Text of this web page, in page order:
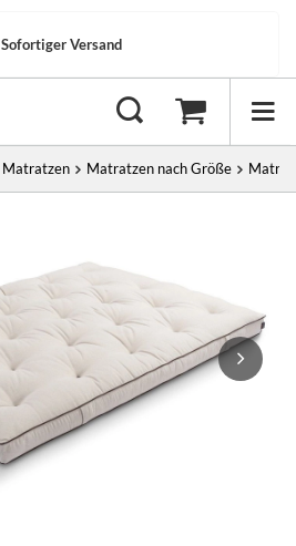
Sofortiger Versand
Matratzen Matratzen nach Größe